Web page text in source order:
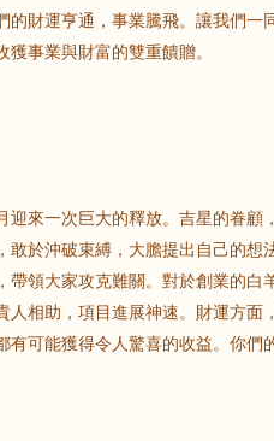
的財運亨通，事業騰飛。讓我們一
事業與財富的雙重饋贈。
迎來一次巨大的釋放。吉星的眷顧
敢於沖破束縛，大膽提出自己的想
帶領大家攻克難關。對於創業的白
人相助，項目進展神速。財運方面
有可能獲得令人驚喜的收益。你們